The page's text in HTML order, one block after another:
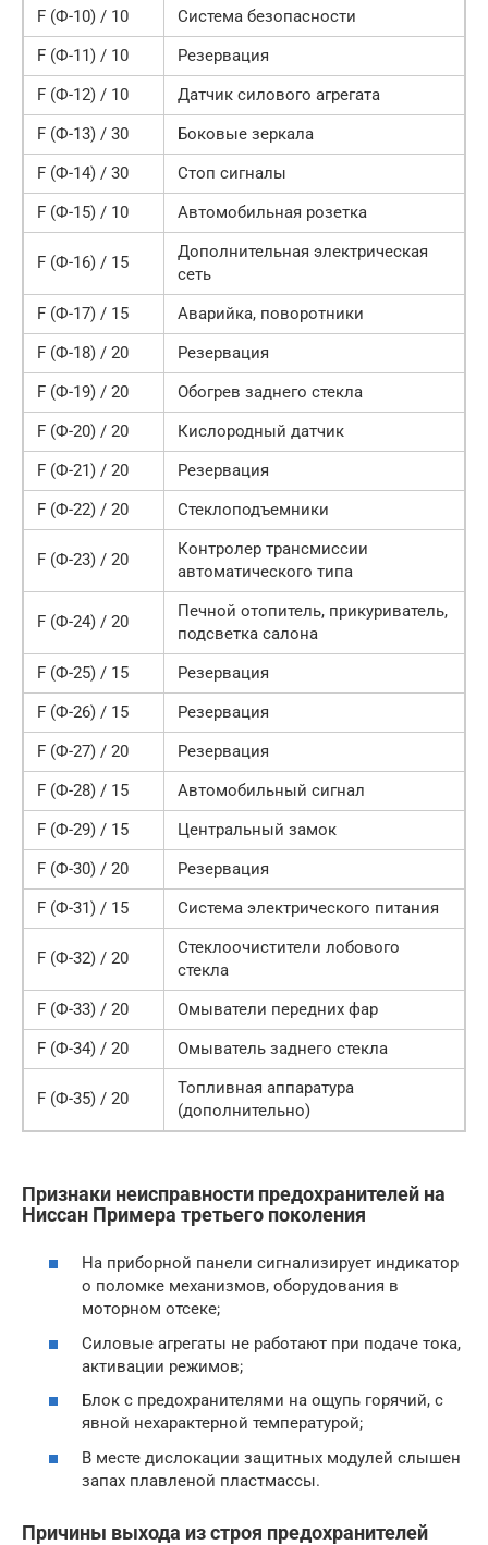
F (Ф-10) / 10
Система безопасности
F (Ф-11) / 10
Резервация
F (Ф-12) / 10
Датчик силового агрегата
F (Ф-13) / 30
Боковые зеркала
F (Ф-14) / 30
Стоп сигналы
F (Ф-15) / 10
Автомобильная розетка
F (Ф-16) / 15
Дополнительная электрическая
сеть
F (Ф-17) / 15
Аварийка, поворотники
F (Ф-18) / 20
Резервация
F (Ф-19) / 20
Обогрев заднего стекла
F (Ф-20) / 20
Кислородный датчик
F (Ф-21) / 20
Резервация
F (Ф-22) / 20
Стеклоподъемники
F (Ф-23) / 20
Контролер трансмиссии
автоматического типа
F (Ф-24) / 20
Печной отопитель, прикуриватель,
подсветка салона
F (Ф-25) / 15
Резервация
F (Ф-26) / 15
Резервация
F (Ф-27) / 20
Резервация
F (Ф-28) / 15
Автомобильный сигнал
F (Ф-29) / 15
Центральный замок
F (Ф-30) / 20
Резервация
F (Ф-31) / 15
Система электрического питания
F (Ф-32) / 20
Стеклоочистители лобового
стекла
F (Ф-33) / 20
Омыватели передних фар
F (Ф-34) / 20
Омыватель заднего стекла
F (Ф-35) / 20
Топливная аппаратура
(дополнительно)
Признаки неисправности предохранителей на
Ниссан Примера третьего поколения
На приборной панели сигнализирует индикатор
о поломке механизмов, оборудования в
моторном отсеке;
Силовые агрегаты не работают при подаче тока,
активации режимов;
Блок с предохранителями на ощупь горячий, с
явной нехарактерной температурой;
В месте дислокации защитных модулей слышен
запах плавленой пластмассы.
Причины выхода из строя предохранителей